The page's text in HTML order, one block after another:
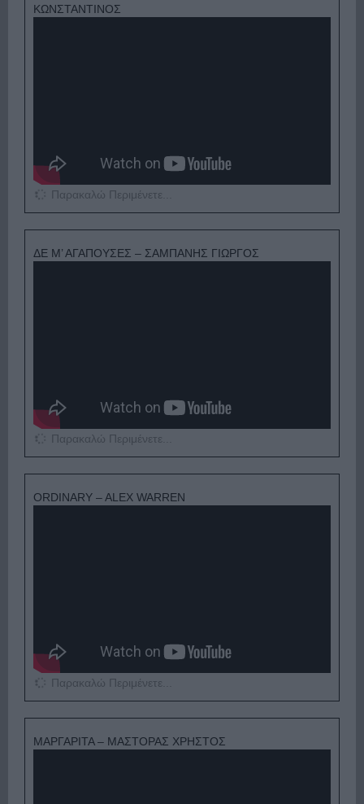
ΚΩΝΣΤΑΝΤΙΝΟΣ
Παρακαλώ Περιμένετε...
ΔΕ Μ’ ΑΓΑΠΟΥΣΕΣ – ΣΑΜΠΑΝΗΣ ΓΙΩΡΓΟΣ
Παρακαλώ Περιμένετε...
ORDINARY – ALEX WARREN
Παρακαλώ Περιμένετε...
ΜΑΡΓΑΡΙΤΑ – ΜΑΣΤΟΡΑΣ ΧΡΗΣΤΟΣ